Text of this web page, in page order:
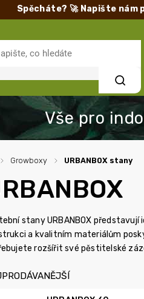
Spěcháte? 🚀 Napište nám
Hledat
/ Growboxy / URBANBOX stany
stany URBANBOX
a kvalitním materiálům
rozšířit své pěstitelské